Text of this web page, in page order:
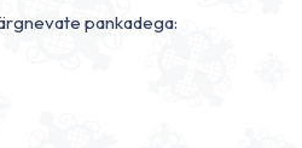
pankadega: